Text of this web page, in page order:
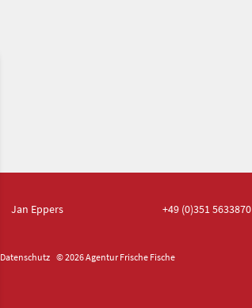
Jan Eppers +49 (0)3515633870
Datenschutz © 2026 Agentur Frische Fische